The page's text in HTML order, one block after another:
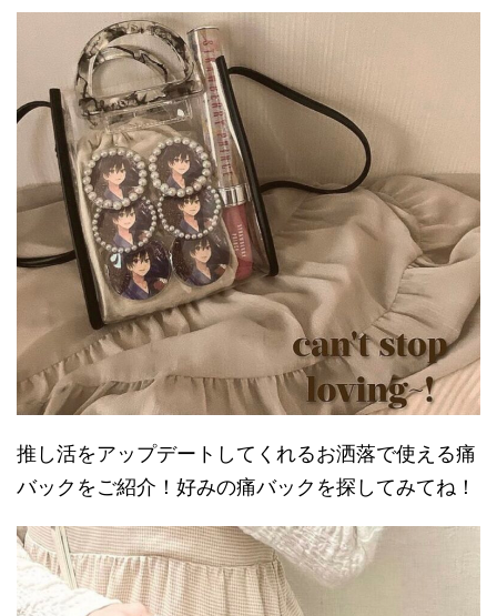
推し活をアップデートしてくれるお洒落で使える痛
バックをご紹介！好みの痛バックを探してみてね！